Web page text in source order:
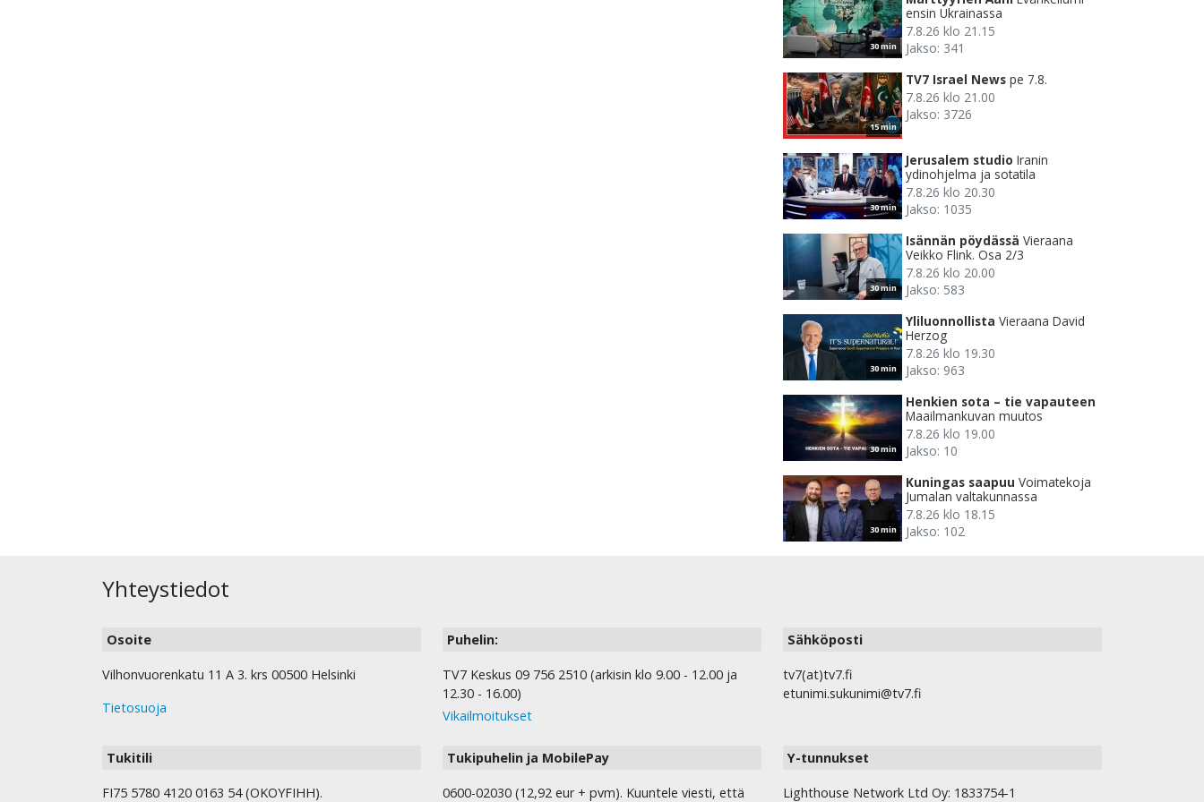
30 min
ensin Ukrainassa
7.8.26 klo 21.15
Jakso: 341
15 min
TV7 Israel News pe 7.8.
7.8.26 klo 21.00
Jakso: 3726
30 min
Jerusalem studio Iranin
ydinohjelma ja sotatila
7.8.26 klo 20.30
Jakso: 1035
30 min
Isännän pöydässä Vieraana
Veikko Flink. Osa 2/3
7.8.26 klo 20.00
Jakso: 583
30 min
Yliluonnollista Vieraana David
Herzog
7.8.26 klo 19.30
Jakso: 963
30 min
Henkien sota – tie vapauteen
Maailmankuvan muutos
7.8.26 klo 19.00
Jakso: 10
30 min
Kuningas saapuu Voimatekoja
Jumalan valtakunnassa
7.8.26 klo 18.15
Jakso: 102
Yhteystiedot
Osoite
Vilhonvuorenkatu 11 A 3. krs 00500 Helsinki
Tietosuoja
Puhelin:
TV7 Keskus 09 756 2510 (arkisin klo 9.00 - 12.00 ja
12.30 - 16.00)
Vikailmoitukset
Sähköposti
tv7(at)tv7.fi
etunimi.sukunimi@tv7.fi
Tukitili
FI75 5780 4120 0163 54 (OKOYFIHH).
Tukipuhelin ja MobilePay
0600-02030 (12,92 eur + pvm). Kuuntele viesti, että
Y-tunnukset
Lighthouse Network Ltd Oy: 1833754-1